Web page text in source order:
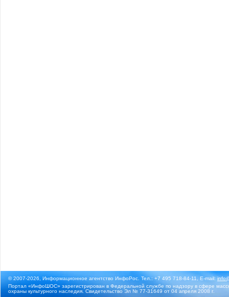
© 2007-2026, Информационное агентство ИнфоРос. Тел.: +7 495 718-84-11, E-mail:
Портал «ИнфоШОС» зарегистрирован в Федеральной службе по надзору в сфере
охраны культурного наследия. Свидетельство Эл № 77-31649 от 04 апреля 2008 г.